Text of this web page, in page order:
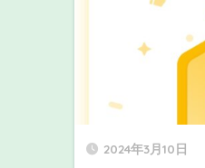
2024年3月10日